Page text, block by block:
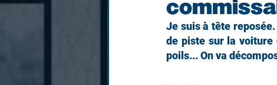
Je suis à tête
de piste sur la voiture
poils... On va